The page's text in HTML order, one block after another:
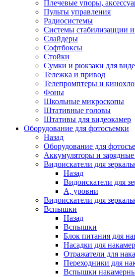
Плечевые упоры,
Пульты управления
Радиосистемы
Системы стабилизацции
Слайдеры
Софтбоксы
Стойки
Сумки и рюкзаки для
Тележка и привод
Телепромптеры и
Фоны
Школьные микроскопы
Штативные головы
Штативы для видеокамер
Оборудование для фотосъемки
Назад
Оборудование для
Аккумуляторы и зарядные
Видоискатели для
Назад
Видоискатели для
А, уровни
Видоискатели для
Вспышки
Назад
Вспышки
Блок питания для
Насадки для
Отражатели для
Переходники для
Вспышки